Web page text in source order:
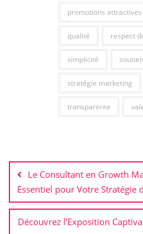
promotions attractives
qualité respect
simplicité
stratégie marketing
transparente
de
l’article
Le Consultant en Growth
Essentiel pour Votre Stratégie
Découvrez l’Exposition